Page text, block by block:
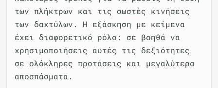
των πλήκτρων και τις σωστές κινήσεις
των δαχτύλων. Η εξάσκηση με κείμενα
έχει διαφορετικό ρόλο: σε βοηθά να
χρησιμοποιήσεις αυτές τις δεξιότητες
σε ολόκληρες προτάσεις και μεγαλύτερα
αποσπάσματα.